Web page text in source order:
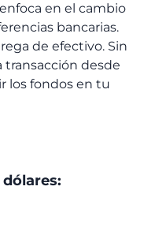
en el cambio
bancarias.
de efectivo. Sin
transacción desde
los fondos en tu